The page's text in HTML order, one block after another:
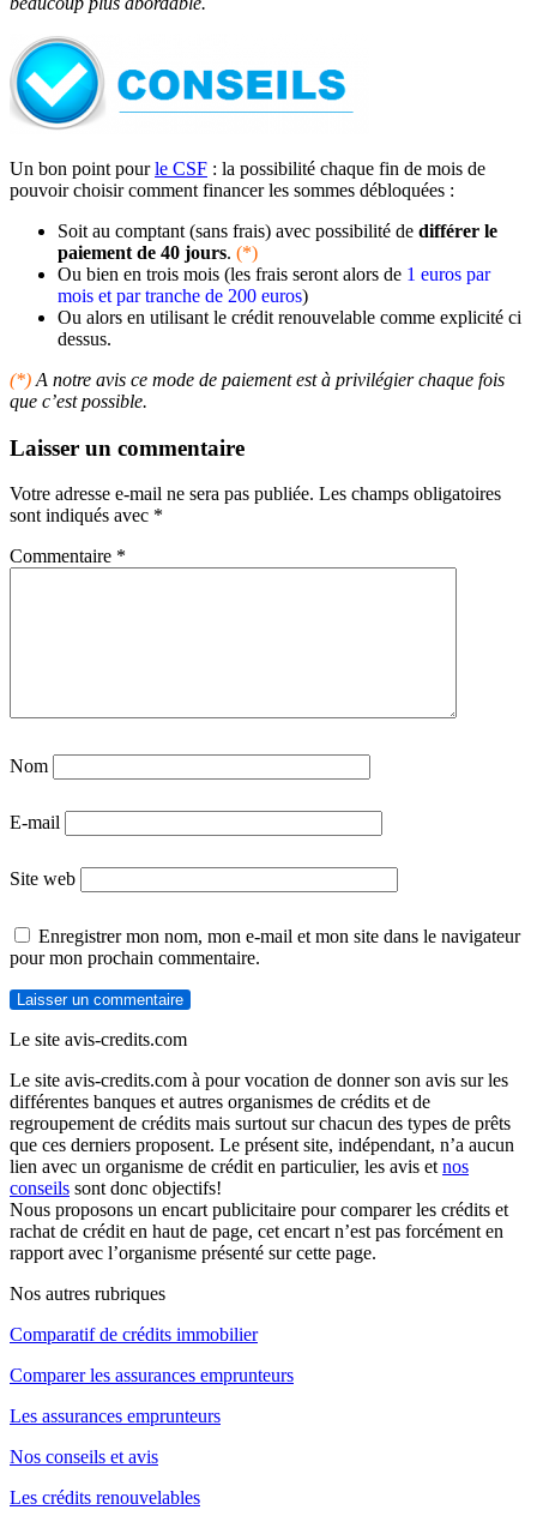
Un bon point pourle CSF : la possibilité chaque fin de mois de
pouvoir choisir comment financer les sommes débloquées :
Soit au comptant (sans frais) avec possibilité de différer le
paiement de 40 jours. (*)
Ou bien en trois mois (les frais seront alors de 1 euros par
mois et par tranche de 200 euros)
Ou alors en utilisant le crédit renouvelable comme explicité ci
dessus.
(*) A notre avis ce mode de paiement est à privilégier chaque fois
que c’est possible.
Laisser un commentaire
Votre adresse e-mail ne sera pas publiée. Les champs obligatoires
sont indiqués avec *
Commentaire *
Nom
E-mail
Site web
Enregistrer mon nom, mon e-mail et mon site dans le navigateur
pour mon prochain commentaire.
Le site avis-credits.com
Le site avis-credits.com à pour vocation de donner son avis sur les
différentes banques et autres organismes de crédits et de
regroupement de crédits mais surtout sur chacun des types de prêts
que ces derniers proposent. Le présent site, indépendant, n’a aucun
lien avec un organisme de crédit en particulier, les avis et nos
conseils sont donc objectifs!
Nous proposons un encart publicitaire pour comparer les crédits et
rachat de crédit en haut de page, cet encart n’est pas forcément en
rapport avec l’organisme présenté sur cette page.
Nos autres rubriques
Comparatif de crédits immobilier
Comparer les assurances emprunteurs
Les assurances emprunteurs
Nos conseils et avis
Les crédits renouvelables